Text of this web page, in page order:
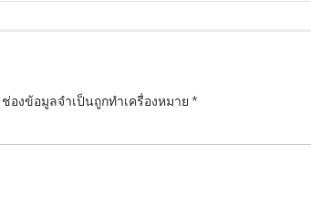
ช่องข้อมูลจำเป็นถูกทำเครื่องหมาย *